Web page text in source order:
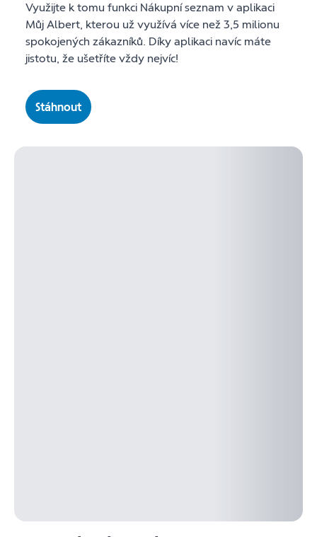
Využijte k tomu funkci Nákupní seznam v aplikaci
Můj Albert, kterou už využívá více než 3,5 milionu
spokojených zákazníků. Díky aplikaci navíc máte
jistotu, že ušetříte vždy nejvíc!
Stáhnout